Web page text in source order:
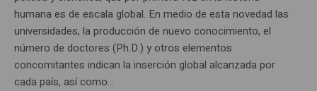
humana es de escala global. En medio de esta novedad las
universidades, la producción de nuevo conocimiento, el
número de doctores (Ph.D.) y otros elementos
concomitantes indican la inserción global alcanzada por
cada país, así como...